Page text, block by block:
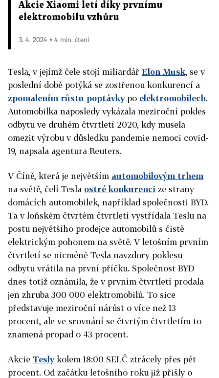
Akcie Xiaomi letí díky prvnímu
elektromobilu vzhůru
3. 4. 2024 ▪ 4 min. čtení
Tesla, v jejímž čele stojí miliardář Elon Musk, se v
poslední době potýká se zostřenou konkurencí a
zpomalením růstu poptávkypo elektromobilech.
Automobilka naposledy vykázala meziroční pokles
odbytu ve druhém čtvrtletí 2020, kdy musela
omezit výrobu v důsledku pandemie nemoci covid-
19, napsala agentura Reuters.
V Číně, která je největším automobilovým trhem
na světě, čelí Tesla ostré konkurenci ze strany
domácích automobilek, například společnosti BYD.
Ta v loňském čtvrtém čtvrtletí vystřídala Teslu na
postu největšího prodejce automobilů s čistě
elektrickým pohonem na světě. V letošním prvním
čtvrtletí se nicméně Tesla navzdory poklesu
odbytu vrátila na první příčku. Společnost BYD
dnes totiž oznámila, že v prvním čtvrtletí prodala
jen zhruba 300 000 elektromobilů. To sice
představuje meziroční nárůst o více než 13
procent, ale ve srovnání se čtvrtým čtvrtletím to
znamená propad o 43 procent.
Akcie Teslykolem 18:00 SELČ ztrácely přes pět
procent. Od začátku letošního roku již přišly o